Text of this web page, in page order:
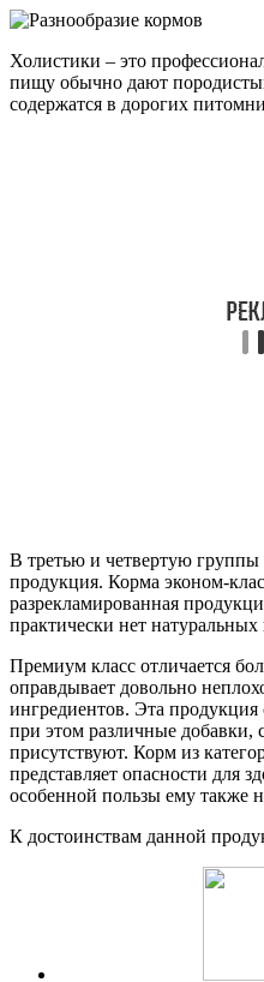
Холистики – это
пищу обычно дают
содержатся в дорогих
В третью и четвертую группы
продукция. Корма эконом-
разрекламированная
практически нет натуральных
Премиум класс отличается
оправдывает довольно
ингредиентов. Эта продукция
при этом различные добавки,
присутствуют. Корм из
представляет опасности для
особенной пользы ему также
К достоинствам данной